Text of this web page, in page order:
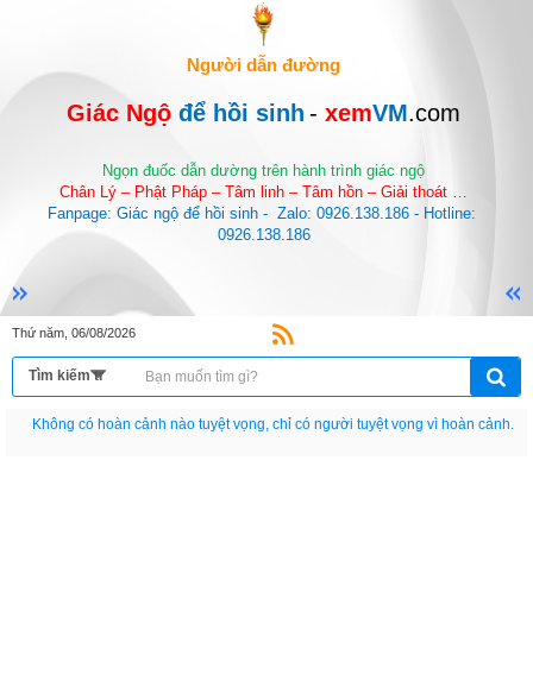
Người dẫn đường
Giác Ngộ để hồi sinh - xemVM.com
Ngọn đuốc dẫn dường trên hành trình giác ngộ
Chân Lý – Phật Pháp – Tâm linh – Tâm hồn – Giải thoát …
Fanpage: Giác ngộ để hồi sinh -  Zalo: 0926.138.186 - Hotline:
0926.138.186
Thứ năm, 06/08/2026
Nếu như không chịu học tập thì cho dù đi vạn dặm đường cũng chỉ là anh đưa